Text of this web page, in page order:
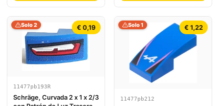
€ 0,19
Solo 2
11477pb193R
Schräge, Curvada 2 x 1 x 2/3
€ 1,22
Solo 1
11477pb212